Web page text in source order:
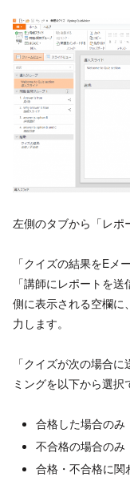
左側のタブから「レ
「クイズの結果をEメ
「講師にレポートを
側に表示される空欄に
力します。
「クイズが次の場合
ミングを以下から選択
合格した場合のみ
不合格の場合のみ
合格・不合格に関